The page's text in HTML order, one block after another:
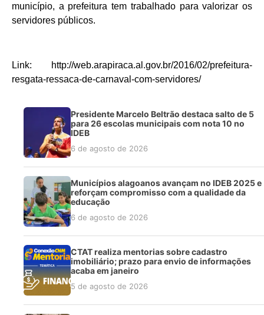
município, a prefeitura tem trabalhado para valorizar os
servidores públicos.
Link: http://web.arapiraca.al.gov.br/2016/02/prefeitura-
resgata-ressaca-de-carnaval-com-servidores/
Presidente Marcelo Beltrão destaca salto de 5
para 26 escolas municipais com nota 10 no
IDEB
6 de agosto de 2026
Municípios alagoanos avançam no IDEB 2025 e
reforçam compromisso com a qualidade da
educação
6 de agosto de 2026
CTAT realiza mentorias sobre cadastro
imobiliário; prazo para envio de informações
acaba em janeiro
5 de agosto de 2026